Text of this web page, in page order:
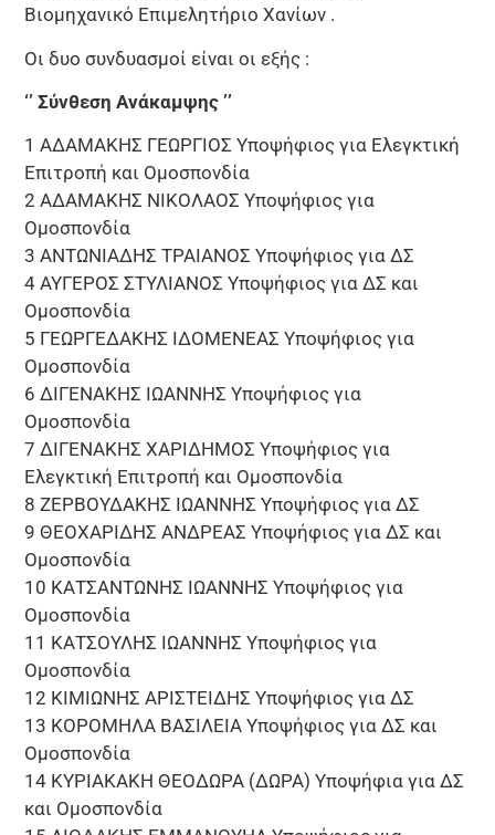
Βιομηχανικό Επιμελητήριο Χανίων .
Οι δυο συνδυασμοί είναι οι εξής :
‘’ Σύνθεση Ανάκαμψης ’’
1 ΑΔΑΜΑΚΗΣ ΓΕΩΡΓΙΟΣ Υποψήφιος για Ελεγκτική
Επιτροπή και Ομοσπονδία
2 ΑΔΑΜΑΚΗΣ ΝΙΚΟΛΑΟΣ Υποψήφιος για
Ομοσπονδία
3 ΑΝΤΩΝΙΑΔΗΣ ΤΡΑΙΑΝΟΣ Υποψήφιος για ΔΣ
4 ΑΥΓΕΡΟΣ ΣΤΥΛΙΑΝΟΣ Υποψήφιος για ΔΣ και
Ομοσπονδία
5 ΓΕΩΡΓΕΔΑΚΗΣ ΙΔΟΜΕΝΕΑΣ Υποψήφιος για
Ομοσπονδία
6 ΔΙΓΕΝΑΚΗΣ ΙΩΑΝΝΗΣ Υποψήφιος για
Ομοσπονδία
7 ΔΙΓΕΝΑΚΗΣ ΧΑΡΙΔΗΜΟΣ Υποψήφιος για
Ελεγκτική Επιτροπή και Ομοσπονδία
8 ΖΕΡΒΟΥΔΑΚΗΣ ΙΩΑΝΝΗΣ Υποψήφιος για ΔΣ
9 ΘΕΟΧΑΡΙΔΗΣ ΑΝΔΡΕΑΣ Υποψήφιος για ΔΣ και
Ομοσπονδία
10 ΚΑΤΣΑΝΤΩΝΗΣ ΙΩΑΝΝΗΣ Υποψήφιος για
Ομοσπονδία
11 ΚΑΤΣΟΥΛΗΣ ΙΩΑΝΝΗΣ Υποψήφιος για
Ομοσπονδία
12 ΚΙΜΙΩΝΗΣ ΑΡΙΣΤΕΙΔΗΣ Υποψήφιος για ΔΣ
13 ΚΟΡΟΜΗΛΑ ΒΑΣΙΛΕΙΑ Υποψήφιος για ΔΣ και
Ομοσπονδία
14 ΚΥΡΙΑΚΑΚΗ ΘΕΟΔΩΡΑ (ΔΩΡΑ) Υποψήφια για ΔΣ
και Ομοσπονδία